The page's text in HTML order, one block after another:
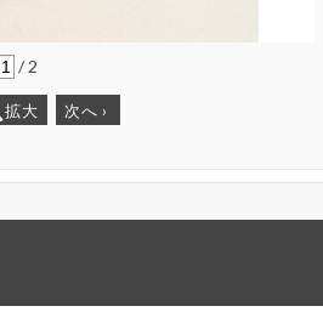
/2
拡大 次へ ›